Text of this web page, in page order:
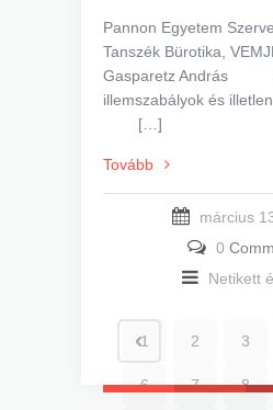
Pannon Egyetem
Tanszék Bürotika,
Gasparetz András
illemszabályok és
[…]
Tovább
március
0
Netikett
1 2 3
6 7 8